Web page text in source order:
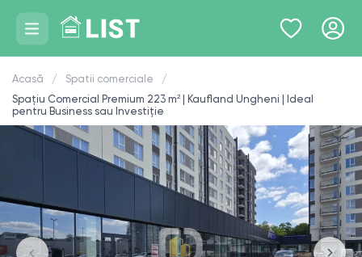
Acasă
Spatii comerciale
Spațiu Comercial Premium 223 m² | Kaufland Ungheni | Ideal
pentru Business sau Investiție